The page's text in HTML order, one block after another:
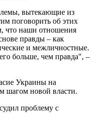
вытекающие из
поговорить об этих
что наши отношения
правды – как
и межличностные.
больше, чем правда", –
Украины на
шагом новой власти.
проблему с